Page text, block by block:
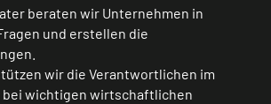
beraten wir Unternehmen in
und erstellen die
wir die Verantwortlichen im
bei wichtigen wirtschaftlichen